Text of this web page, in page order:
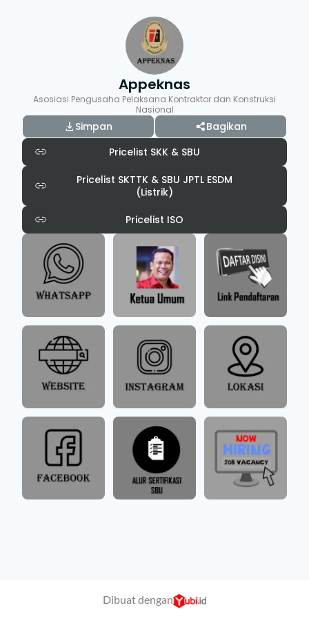
Appeknas
Asosiasi Pengusaha Pelaksana Kontraktor dan Konstruksi
Nasional
Simpan
Bagikan
Pricelist SKK & SBU
Pricelist SKTTK & SBU JPTL ESDM
(Listrik)
Pricelist ISO
Dibuat dengan